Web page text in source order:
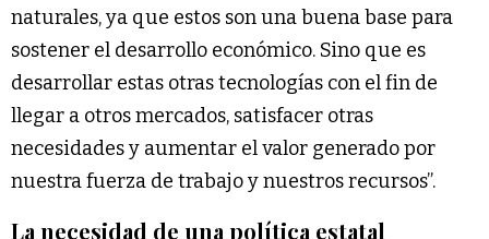
naturales, ya que estos son una buena base para
sostener el desarrollo económico. Sino que es
desarrollar estas otras tecnologías con el fin de
llegar a otros mercados, satisfacer otras
necesidades y aumentar el valor generado por
nuestra fuerza de trabajo y nuestros recursos”.
La necesidad de una política estatal